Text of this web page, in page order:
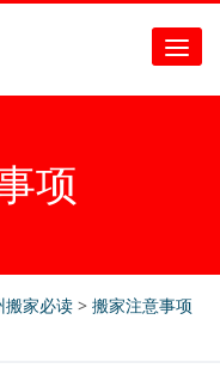
项
搬家必读 > 搬家注意事项